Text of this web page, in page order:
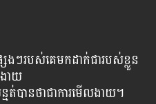
េងៗរបស់គេមកដាក់ជារបស់ខ្លួន
ាយ
ត់បានថាជាការមើលងាយ។